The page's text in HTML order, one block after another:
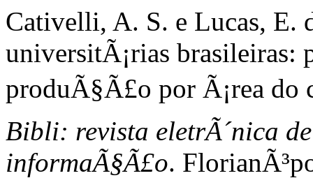
Cativelli, A. S. e Lucas, E.
universitÃ¡rias brasileiras:
produÃ§Ã£o por Ã¡rea do
Bibli: revista eletrÃ´nica
informaÃ§Ã£o.